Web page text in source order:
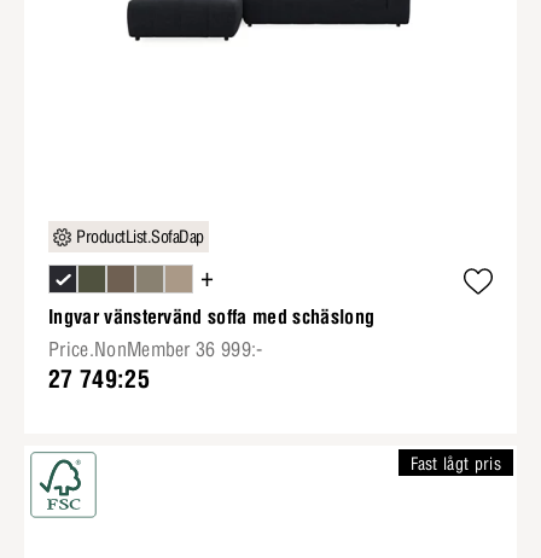
ProductList.SofaDap
+
Ingvar vänstervänd soffa med schäslong
Price.NonMember 36 999:-
27 749:25
Fast lågt pris